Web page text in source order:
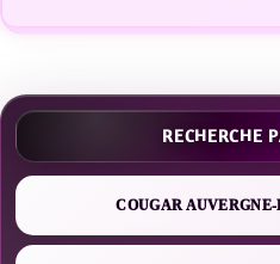
RECHERCHE
COUGAR